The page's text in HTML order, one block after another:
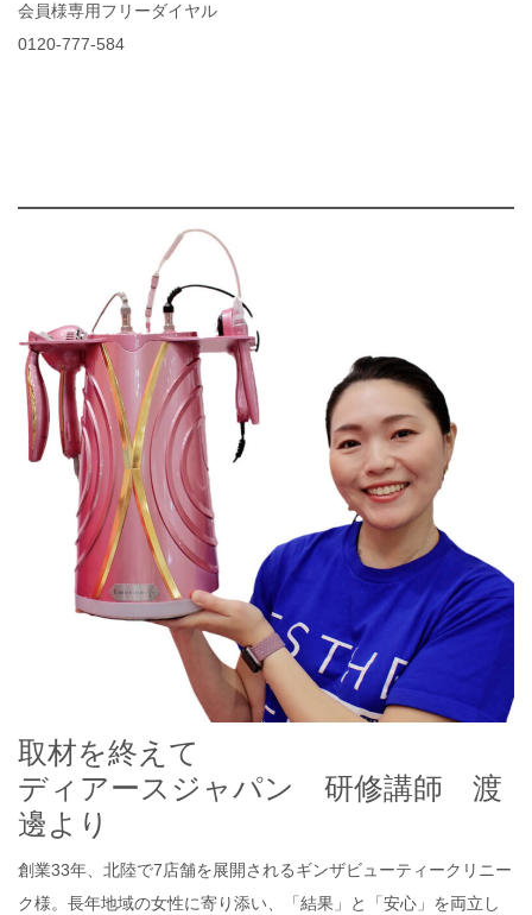
会員様専用フリーダイヤル
0120-777-584
取材を終えて
ディアースジャパン 研修講師 渡
邊より
創業33年、北陸で7店舗を展開されるギンザビューティークリニー
ク様。長年地域の女性に寄り添い、「結果」と「安心」を両立し